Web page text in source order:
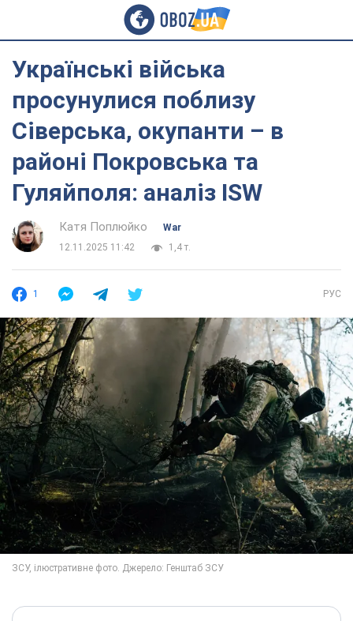
Українські війська
просунулися поблизу
Сіверська, окупанти – в
районі Покровська та
Гуляйполя: аналіз ISW
Катя Поплюйко
War
12.11.2025 11:42
1,4 т.
1 РУС